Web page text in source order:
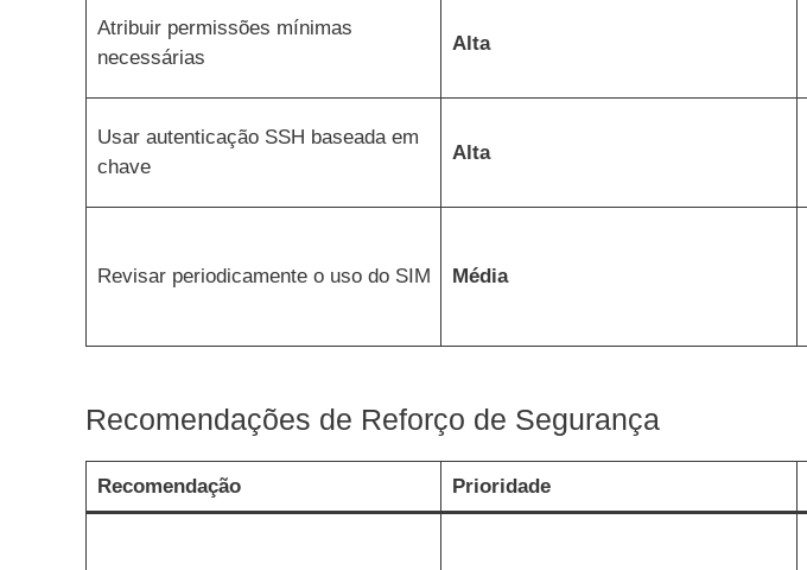
Atribuir permissões mínimas
necessárias
Alta
Usar autenticação SSH baseada em
chave
Alta
Revisar periodicamente o uso do SIM Média
Recomendações de Reforço de Segurança
Recomendação Prioridade